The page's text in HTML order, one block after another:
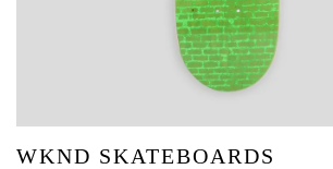
WKND SKATEBOARDS